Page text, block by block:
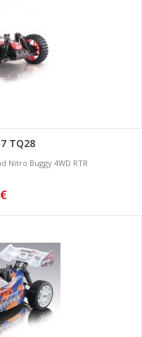
TQ28
Nitro Buggy 4WD RTR